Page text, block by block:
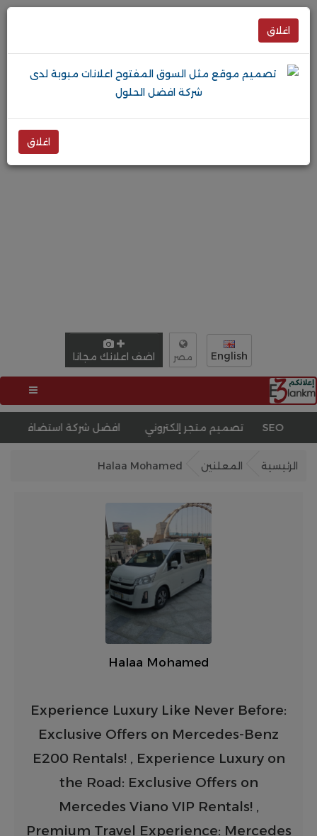
English مصر اضف اعلانك مجانا
تصميم متجر إلكتروني افضل شركة استضافة مواقع
الرئيسية المعلنين Halaa Mohamed
Halaa Mohamed
Experience Luxury Like Never Before:
Exclusive Offers on Mercedes-Benz
E200 Rentals! , Experience Luxury on
the Road: Exclusive Offers on
Mercedes Viano VIP Rentals! ,
Premium Travel Experience: Mercedes
اغلاق
اغلاق